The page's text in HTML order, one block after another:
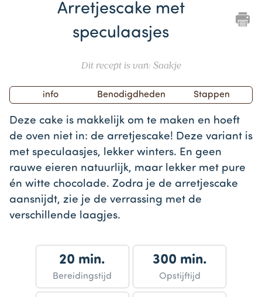
Arretjescake met
speculaasjes
Dit recept is van: Saakje
info Benodigdheden Stappen
Deze cake is makkelijk om te maken en hoeft
de oven niet in: de arretjescake! Deze variant is
met speculaasjes, lekker winters. En geen
rauwe eieren natuurlijk, maar lekker met pure
én witte chocolade. Zodra je de arretjescake
aansnijdt, zie je de verrassing met de
verschillende laagjes.
20 min.
Bereidingstijd
300 min.
Opstijftijd